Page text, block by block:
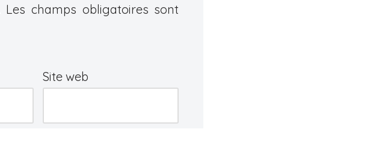
Les champs obligatoires sont
Site web